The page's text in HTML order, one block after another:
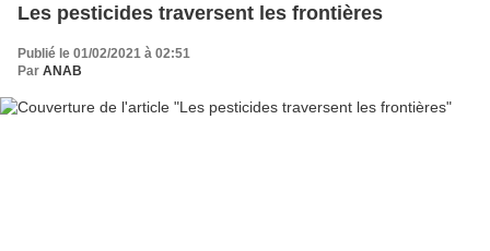
Les pesticides traversent les frontières
Publié le 01/02/2021 à 02:51
Par ANAB